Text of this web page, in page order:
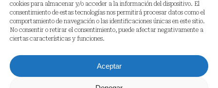
cookies para almacenar y/o acceder a la información del dispositivo. El
consentimiento de estas tecnologías nos permitirá procesar datos como el
comportamiento de navegación o las identificaciones únicas en este sitio.
No consentir o retirar el consentimiento, puede afectar negativamente a
ciertas características y funciones.
Aceptar